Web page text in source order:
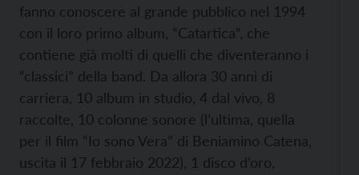
fanno conoscere al grande pubblico nel 1994
con il loro primo album, “Catartica”, che
contiene già molti di quelli che diventeranno i
“classici” della band. Da allora 30 anni di
carriera, 10 album in studio, 4 dal vivo, 8
raccolte, 10 colonne sonore (l’ultima, quella
per il film “Io sono Vera” di Beniamino Catena,
uscita il 17 febbraio 2022), 1 disco d’oro,